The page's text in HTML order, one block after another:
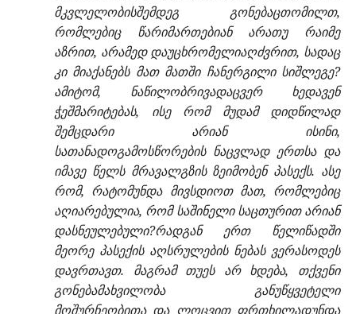
მკვლელობისშემდეგ გონებაცთომილთ,
რომლებიც წარიმართებიან არათუ რაიმე
აზრით, არამედ დაუცხრომელიაღძვრით, სადაც
კი მიაქანებს მათ მათში ჩანერგილი სიშლეგე?
ამიტომ, ნაწილობრივადაცვერ ხედავენ
ჭეშმარიტებას, ისე რომ მუდამ დიდწილად
შემცდარი არიან ისინი,
სათანადოგამოსწორების ნაცვლად ერთსა და
იმავე წელს მრავალგზის ზეიმობენ პასექს. ასე
რომ, რატომუნდა მივსდიოთ მათ, რომლებიც
აღიარებულია, რომ საშინელი საცთურით არიან
დასნეულებული?რადგან ერთ წელიწადში
მეორე პასექის აღსრულების ნებას ვერასოდეს
დავრთავთ. მაგრამ თუეს არ ხდება, თქვენი
გონებამახვილობა განუწყვეტელი
მოშურნეობითა და ლოცვით ფრთხილადუნდა